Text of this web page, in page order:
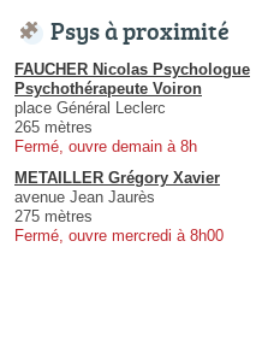
Psys à proximité
FAUCHER Nicolas Psychologue
Psychothérapeute Voiron
place Général Leclerc
265 mètres
Fermé, ouvre demain à 8h
METAILLER Grégory Xavier
avenue Jean Jaurès
275 mètres
Fermé, ouvre mercredi à 8h00